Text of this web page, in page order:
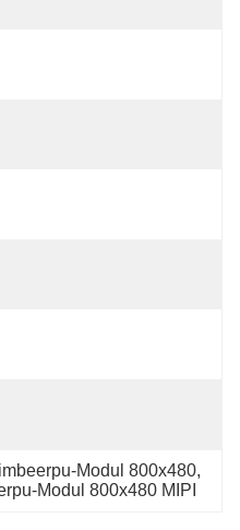
Modul 800x480
Modul 800x480 MIPI